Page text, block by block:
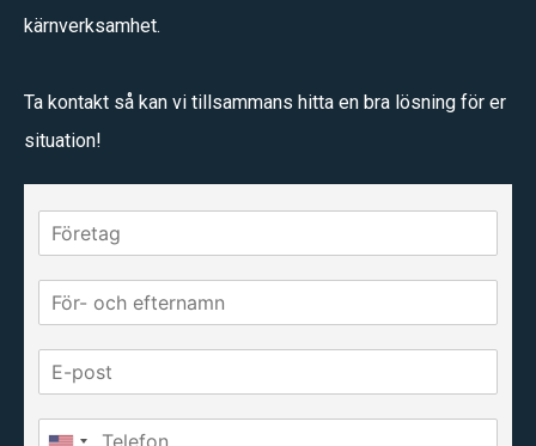
kärnverksamhet.
Ta kontakt så kan vi tillsammans hitta en bra lösning för er
situation!